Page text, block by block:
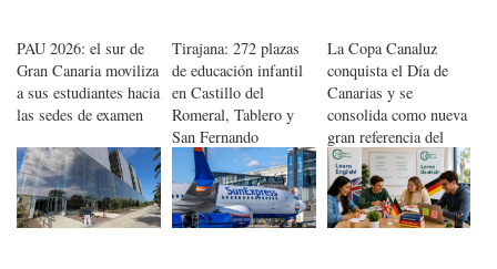
PAU 2026: el sur de
Gran Canaria moviliza
a sus estudiantes hacia
las sedes de examen
Tirajana: 272 plazas
de educación infantil
en Castillo del
Romeral, Tablero y
San Fernando
La Copa Canaluz
conquista el Día de
Canarias y se
consolida como nueva
gran referencia del
fútbol base canario